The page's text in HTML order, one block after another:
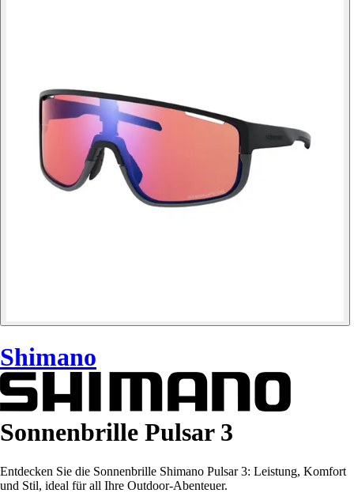
Shimano
Sonnenbrille Pulsar 3
Entdecken Sie die Sonnenbrille Shimano Pulsar 3: Leistung, Komfort
und Stil, ideal für all Ihre Outdoor-Abenteuer.